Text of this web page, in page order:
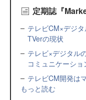
定期誌『
テレビCM×デジ
TVerの現状
テレビ×デジタル
コミュニケーショ
テレビCM開発は
もっと読む